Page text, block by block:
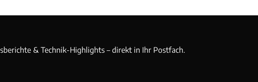
& Technik-Highlights – direkt in Ihr Postfach.